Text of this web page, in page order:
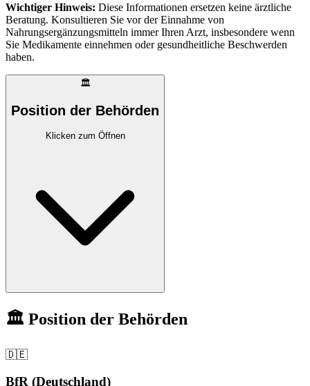
Wichtiger Hinweis: Diese Informationen ersetzen keine ärztliche
Beratung. Konsultieren Sie vor der Einnahme von
Nahrungsergänzungsmitteln immer Ihren Arzt, insbesondere wenn
Sie Medikamente einnehmen oder gesundheitliche Beschwerden
haben.
🏛️
Position der Behörden
Klicken zum Öffnen
🏛️ Position der Behörden
🇩🇪
BfR (Deutschland)